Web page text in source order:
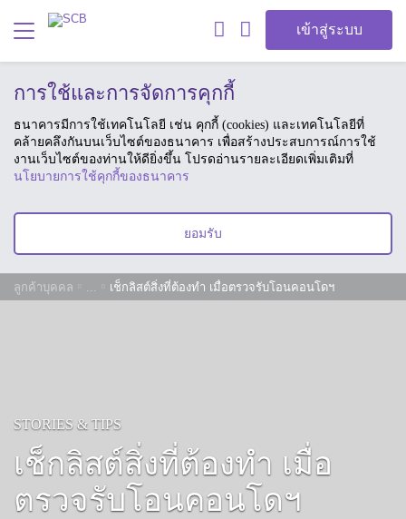
เข้าสู่ระบบ
การใช้และการจัดการคุกกี้
ธนาคารมีการใช้เทคโนโลยี เช่น คุกกี้ (cookies) และเทคโนโลยีที่
คล้ายคลึงกันบนเว็บไซต์ของธนาคาร เพื่อสร้างประสบการณ์การใช้
งานเว็บไซต์ของท่านให้ดียิ่งขึ้น โปรดอ่านรายละเอียดเพิ่มเติมที่
นโยบายการใช้คุกกี้ของธนาคาร
ยอมรับ
ลูกค้าบุคคล ... เช็กลิสต์สิ่งที่ต้องทำ เมื่อตรวจรับโอนคอนโดฯ
STORIES & TIPS
เช็กลิสต์สิ่งที่ต้องทำ เมื่อ
ตรวจรับโอนคอนโดฯ